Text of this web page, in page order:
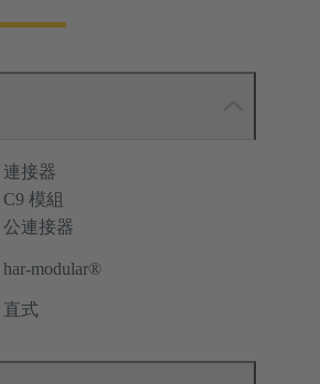
連接器
C9 模組
公連接器
har-modular®
直式